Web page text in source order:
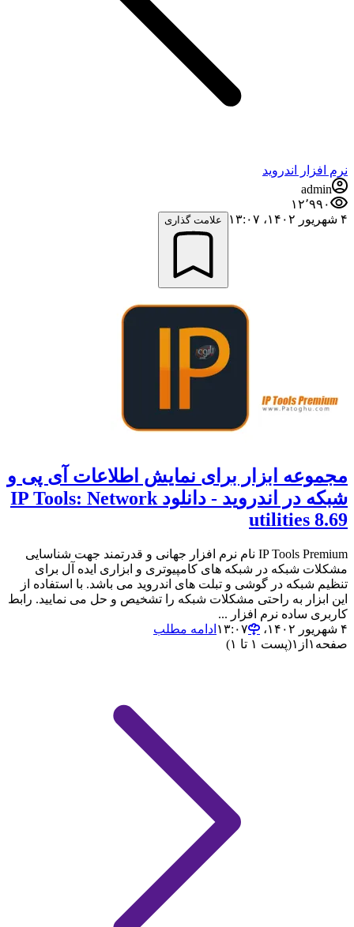
نرم افزار اندروید
admin
۱۲٬۹۹۰
۴ شهریور ۱۴۰۲،‏ ۱۳:۰۷
علامت گذاری
مجموعه ابزار برای نمایش اطلاعات آی پی و
شبکه در اندروید - دانلود IP Tools: Network
utilities 8.69
IP Tools Premium نام نرم افزار جهانی و قدرتمند جهت شناسایی
مشکلات شبکه در شبکه های کامپیوتری و ابزاری ایده آل برای
تنظیم شبکه در گوشی و تبلت های اندروید می باشد. با استفاده از
این ابزار به راحتی مشکلات شبکه را تشخیص و حل می نمایید. رابط
کاربری ساده نرم افزار ...
۴ شهریور ۱۴۰۲،‏ ۱۳:۰۷
ادامه مطلب
صفحه ۱ از ۱(پست ۱ تا ۱)